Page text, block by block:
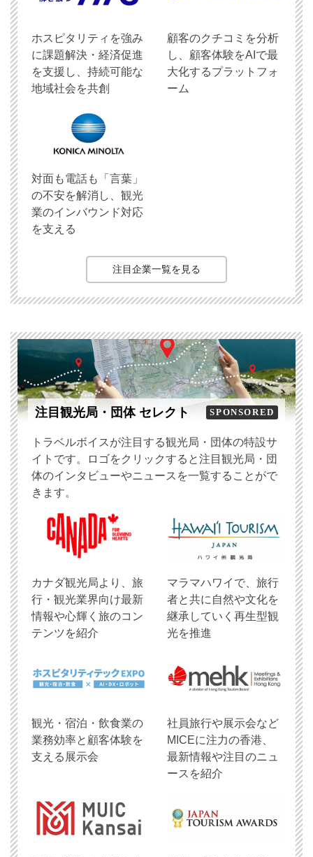
ホスピタリティを強み
に課題解決・経済促進
を支援し、持続可能な
地域社会を共創
顧客のクチコミを分析
し、顧客体験をAIで最
大化するプラットフォ
ーム
対面も電話も「言葉」
の不安を解消し、観光
業のインバウンド対応
を支える
注目企業一覧を見る
注目観光局・団体 セレクト SPONSORED
トラベルボイスが注目する観光局・団体の特設サ
イトです。ロゴをクリックすると注目観光局・団
体のインタビューやニュースを一覧することがで
きます。
​カナダ観光局より、旅
行・観光業界向け最新
情報や心輝く旅のコン
テンツを紹介
マラマハワイで、旅行
者と共に自然や文化を
継承していく再生型観
光を推進
観光・宿泊・飲食業の
業務効率と顧客体験を
支える展示会
社員旅行や展示会など
MICEに注力の香港、
最新情報や注目のニュ
ースを紹介